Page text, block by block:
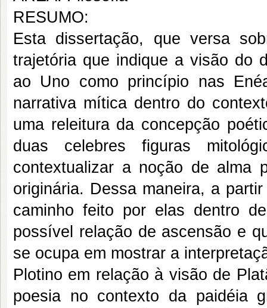
RESUMO:
Esta dissertação, que versa
trajetória que indique a visão do
ao Uno como princípio nas
narrativa mítica dentro do
uma releitura da concepção
duas celebres figuras
contextualizar a noção de alma
originária. Dessa maneira, a
caminho feito por elas dentro
possível relação de ascensão e
se ocupa em mostrar a
Plotino em relação à visão de
poesia no contexto da paidéia